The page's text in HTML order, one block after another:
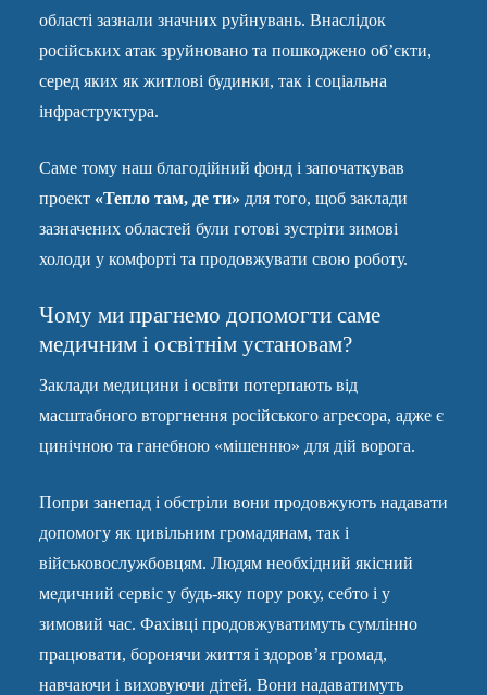
області зазнали значних руйнувань. Внаслідок
російських атак зруйновано та пошкоджено об’єкти,
серед яких як житлові будинки, так і соціальна
інфраструктура.
Саме тому наш благодійний фонд і започаткував
проект «Тепло там, де ти» для того, щоб заклади
зазначених областей були готові зустріти зимові
холоди у комфорті та продовжувати свою роботу.
Чому ми прагнемо допомогти саме
медичним і освітнім установам?
Заклади медицини і освіти потерпають від
масштабного вторгнення російського агресора, адже є
цинічною та ганебною «мішенню» для дій ворога.
Попри занепад і обстріли вони продовжують надавати
допомогу як цивільним громадянам, так і
військовослужбовцям. Людям необхідний якісний
медичний сервіс у будь-яку пору року, себто і у
зимовий час. Фахівці продовжуватимуть сумлінно
працювати, боронячи життя і здоров’я громад,
навчаючи і виховуючи дітей. Вони надаватимуть